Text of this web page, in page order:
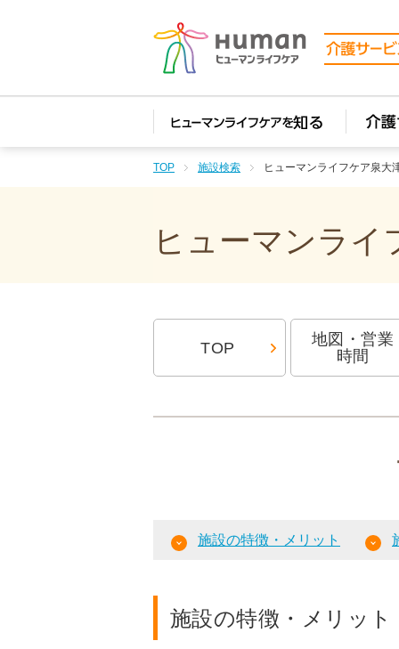
TOP 施設検索 ヒューマンライフケア泉大
ヒューマンライ
TOP
地図・営業
時間
施設の特徴・メリット
施設の特徴・メリット